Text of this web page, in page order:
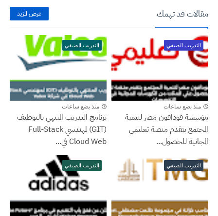
مقالات قد تهمك عرض المزيد
التدريب الصيفي
منذ بضع ساعات
مؤسسة ڤودافون مصر لتنمية
المجتمع بتقدم منصة تعليمي
المجانية للحصول...
التدريب الصيفي
منذ بضع ساعات
برنامج التدريب المنتهي بالتوظيف
(GIT) لمهندسي Full-Stack
Cloud Web في...
التدريب الصيفي التدريب الصيفي